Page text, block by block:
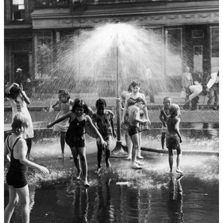
4.04
Wasl: Connecting Town
12:00 - 22:00
looped screening
FUCKUP NIGHTS Brussels vol. XXIII
20:30
presentatie
free
BRDCST BY NGHT Charlotte
Adigéry & Bolis Pupul + Wutangu
22:30
dj set
free
vr
5.04
GELARE KHOSHGOZARANMedina
Wasl: Connecting Town
12:00 - 22:00
looped screening
free
STADSSALONSURBAINSMigration,
Racialization and Everyday
Resistance w/ Nilüfer Gole
17:30
lezing
free
SIMILI GUM + JEUNESSE 7 free